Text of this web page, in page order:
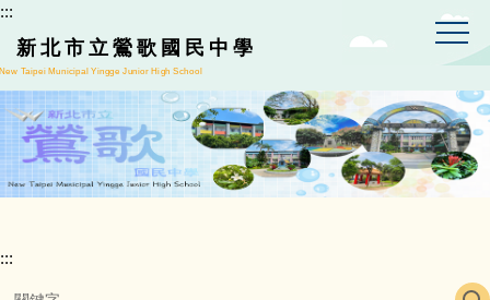
跳
到
主
要
內
容
區
:::
新北市立鶯歌國民中學
Taipei Municipal Yingge Junior High School
:::